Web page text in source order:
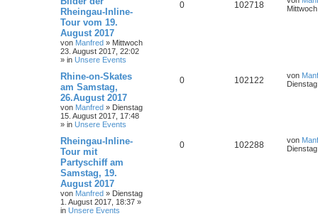
Rheingau-Inline-
Tour vom 19.
August 2017
von Manfred » Mittwoch
23. August 2017, 22:02
» in Unsere Events
0 102718
Rhine-on-Skates
am Samstag,
26.August 2017
von Manfred » Dienstag
15. August 2017, 17:48
» in Unsere Events
0 102122 von
Rheingau-Inline-
Tour mit
Partyschiff am
Samstag, 19.
August 2017
von Manfred » Dienstag
1. August 2017, 18:37 »
in Unsere Events
0 102288 von